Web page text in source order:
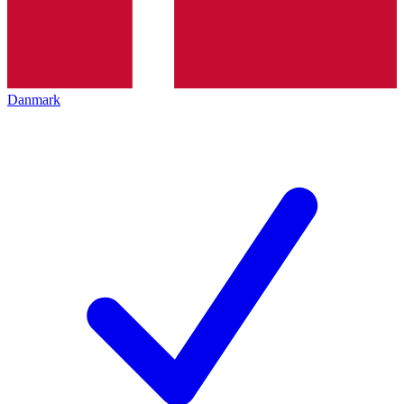
Danmark